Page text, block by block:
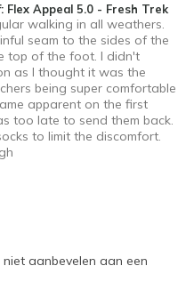
Appeal 5.0 - Fresh Trek
walking in all weathers.
seam to the sides of the
top of the foot. I didn't
as I thought it was the
being super comfortable
apparent on the first
too late to send them back.
to limit the discomfort.
aanbevelen aan een